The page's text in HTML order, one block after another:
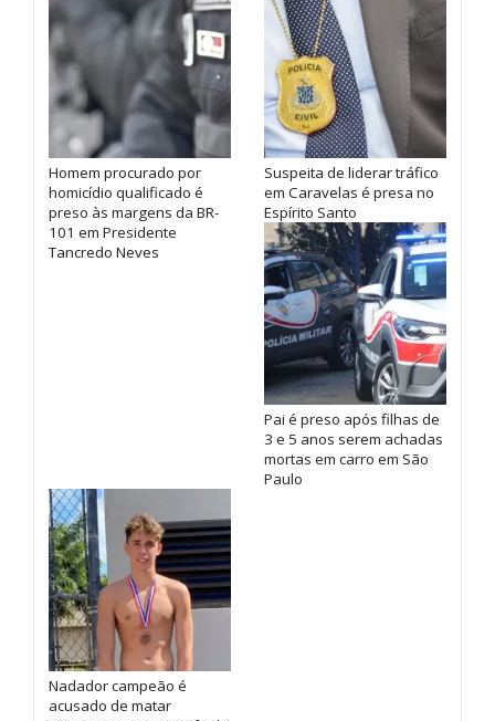
Homem procurado por
homicídio qualificado é
preso às margens da BR-
101 em Presidente
Tancredo Neves
Suspeita de liderar tráfico
em Caravelas é presa no
Espírito Santo
Pai é preso após filhas de
3 e 5 anos serem achadas
mortas em carro em São
Paulo
Nadador campeão é
acusado de matar